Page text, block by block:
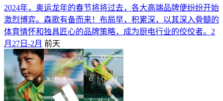
2024年，奥运龙年的春节将将过去，各大高端品牌便纷纷开始
激烈博弈。森歌有备而来！布局早，积累深，以其深入骨髓的
体育情怀和独具匠心的品牌策略，成为厨电行业的佼佼者。2
月27日-2月 前天